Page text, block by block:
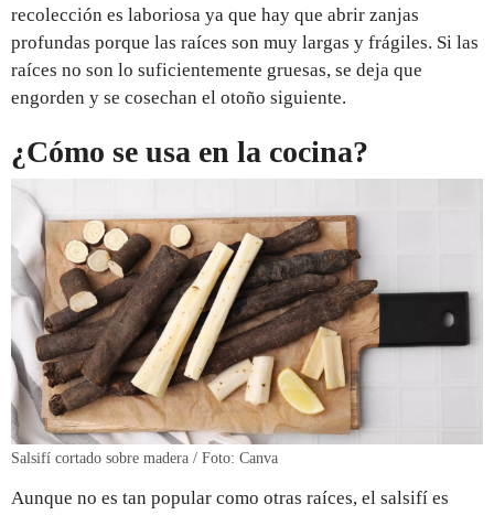
recolección es laboriosa ya que hay que abrir zanjas
profundas porque las raíces son muy largas y frágiles. Si las
raíces no son lo suficientemente gruesas, se deja que
engorden y se cosechan el otoño siguiente.
¿Cómo se usa en la cocina?
Salsifí cortado sobre madera / Foto: Canva
Aunque no es tan popular como otras raíces, el salsifí es